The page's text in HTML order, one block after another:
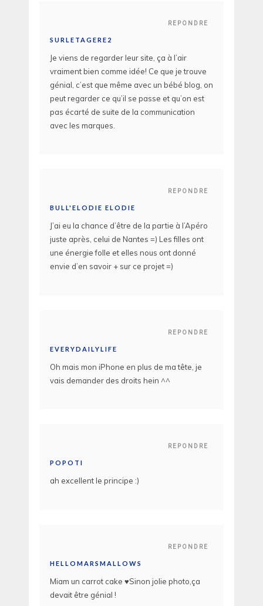
REPONDRE
SURLETAGERE2
Je viens de regarder leur site, ça à l’air
vraiment bien comme idée! Ce que je trouve
génial, c’est que même avec un bébé blog, on
peut regarder ce qu’il se passe et qu’on est
pas écarté de suite de la communication
avec les marques.
REPONDRE
BULL'ELODIE ELODIE
J’ai eu la chance d’être de la partie à l’Apéro
juste après, celui de Nantes =) Les filles ont
une énergie folle et elles nous ont donné
envie d’en savoir + sur ce projet =)
REPONDRE
EVERYDAILYLIFE
Oh mais mon iPhone en plus de ma tête, je
vais demander des droits hein ^^
REPONDRE
POPOTI
ah excellent le principe :)
REPONDRE
HELLOMARSMALLOWS
Miam un carrot cake ♥Sinon jolie photo,ça
devait être génial !